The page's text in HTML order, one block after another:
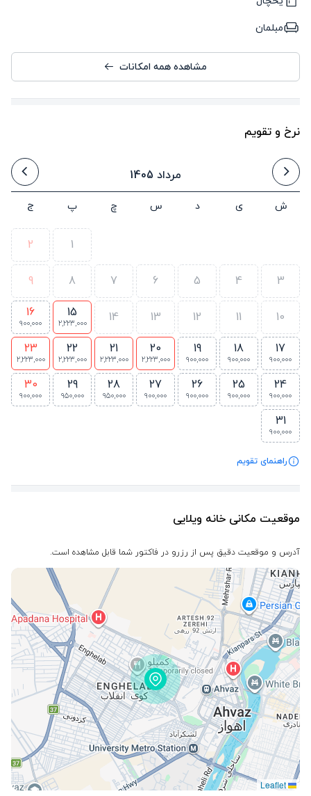
مبلمان
مشاهده همه امکانات
نرخ و تقویم
مرداد 1405
ش ی د س چ پ ج
1
2
3
4
5
6
7
8
9
10
11
12
13
14
15
2,223,000
16
900,000
17
900,000
18
900,000
19
900,000
20
2,223,000
21
2,223,000
22
2,223,000
23
2,223,000
24
900,000
25
900,000
26
900,000
27
900,000
28
950,000
29
950,000
30
900,000
31
900,000
راهنمای تقویم
موقعیت مکانی خانه ویلایی
آدرس و موقعیت دقیق پس از رزرو در فاکتور شما قابل مشاهده است.